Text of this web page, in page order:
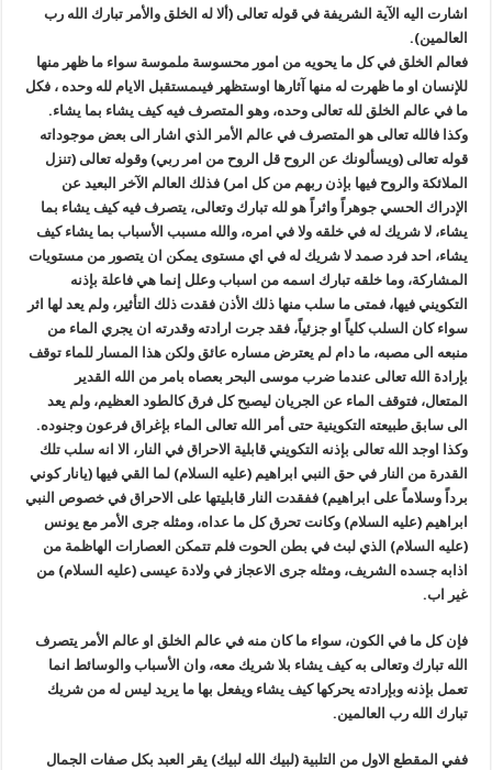
اشارت اليه الآية الشريفة في قوله تعالى (ألا له الخلق والأمر تبارك الله رب
العالمين).
فعالم الخلق في كل ما يحويه من امور محسوسة ملموسة سواء ما ظهر منها
للإنسان او ما ظهرت له منها آثارها اوستظهر فيىمستقبل الايام لله وحده ، فكل
ما في عالم الخلق لله تعالى وحده، وهو المتصرف فيه كيف يشاء بما يشاء.
وكذا فالله تعالى هو المتصرف في عالم الأمر الذي اشار الى بعض موجوداته
قوله تعالى (ويسألونك عن الروح قل الروح من امر ربي) وقوله تعالى (تنزل
الملائكة والروح فيها بإذن ربهم من كل امر) فذلك العالم الآخر البعيد عن
الإدراك الحسي جوهراً واثراً هو لله تبارك وتعالى، يتصرف فيه كيف يشاء بما
يشاء، لا شريك له في خلقه ولا في امره، والله مسبب الأسباب بما يشاء كيف
يشاء، احد فرد صمد لا شريك له في اي مستوى يمكن ان يتصور من مستويات
المشاركة، وما خلقه تبارك اسمه من اسباب وعلل إنما هي فاعلة بإذنه
التكويني فيها، فمتى ما سلب منها ذلك الأذن فقدت ذلك التأثير، ولم يعد لها اثر
سواء كان السلب كلياً او جزئياً، فقد جرت ارادته وقدرته ان يجري الماء من
منبعه الى مصبه، ما دام لم يعترض مساره عائق ولكن هذا المسار للماء توقف
بإرادة الله تعالى عندما ضرب موسى البحر بعصاه بامر من الله القدير
المتعال، فتوقف الماء عن الجريان ليصبح كل فرق كالطود العظيم، ولم يعد
الى سابق طبيعته التكوينية حتى أمر الله تعالى الماء بإغراق فرعون وجنوده.
وكذا اوجد الله تعالى بإذنه التكويني قابلية الاحراق في النار، الا انه سلب تلك
القدرة من النار في حق النبي ابراهيم (عليه السلام) لما القي فيها (يانار كوني
برداً وسلاماً على ابراهيم) ففقدت النار قابليتها على الاحراق في خصوص النبي
ابراهيم (عليه السلام) وكانت تحرق كل ما عداه، ومثله جرى الأمر مع يونس
(عليه السلام) الذي لبث في بطن الحوت فلم تتمكن العصارات الهاظمة من
اذابه جسده الشريف، ومثله جرى الاعجاز في ولادة عيسى (عليه السلام) من
غير اب.
فإن كل ما في الكون، سواء ما كان منه في عالم الخلق او عالم الأمر يتصرف
الله تبارك وتعالى به كيف يشاء بلا شريك معه، وان الأسباب والوسائط انما
تعمل بإذنه وبإرادته يحركها كيف يشاء ويفعل بها ما يريد ليس له من شريك
تبارك الله رب العالمين.
ففي المقطع الاول من التلبية (لبيك الله لبيك) يقر العبد بكل صفات الجمال